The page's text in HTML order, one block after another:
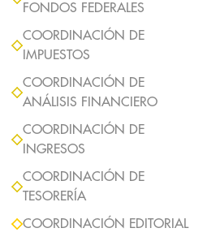
FONDOS FEDERALES
COORDINACIÓN DE
IMPUESTOS
COORDINACIÓN DE
ANÁLISIS FINANCIERO
COORDINACIÓN DE
INGRESOS
COORDINACIÓN DE
TESORERÍA
COORDINACIÓN EDITORIAL